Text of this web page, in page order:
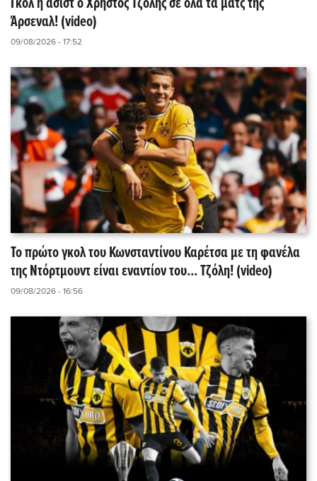
Άρσεναλ! (video)
09/08/2026 - 17:52
Το πρώτο γκολ του Κωνσταντίνου Καρέτσα με τη φανέλα
της Ντόρτμουντ είναι εναντίον του... Τζόλη! (video)
09/08/2026 - 16:56